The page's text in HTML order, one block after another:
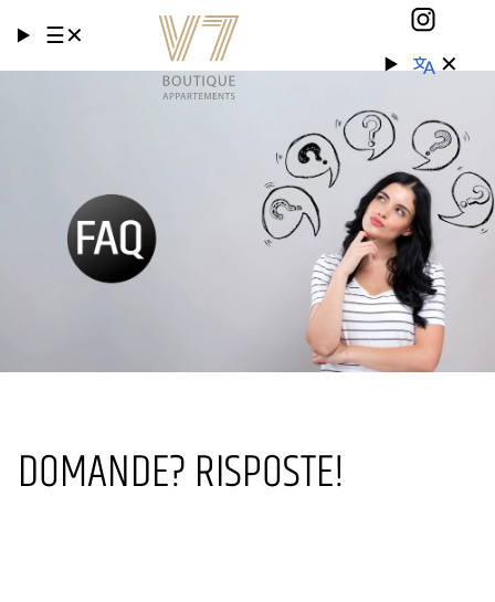
☰✕
✕
DOMANDE? RISPOSTE!